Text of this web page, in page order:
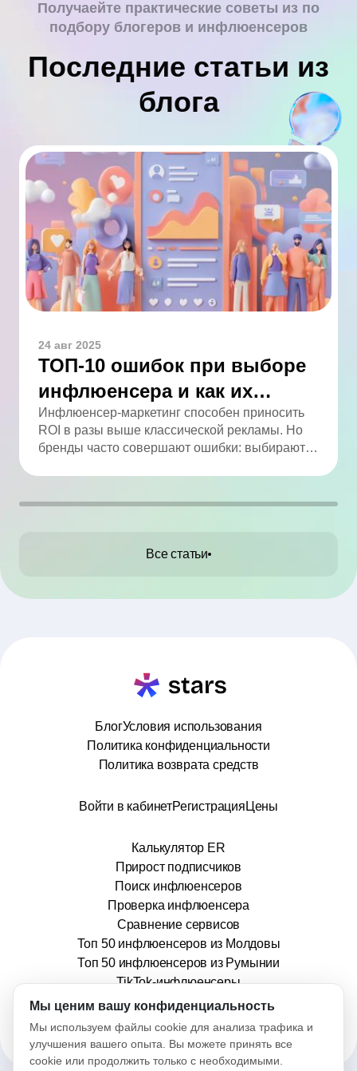
Получаейте практические советы из по
подбору блогеров и инфлюенсеров
Последние статьи из
блога
24 авг 2025
ТОП-10 ошибок при выборе
инфлюенсера и как их
избежать
Инфлюенсер-маркетинг способен приносить
ROI в разы выше классической рекламы. Но
бренды часто совершают ошибки: выбирают
работают без договора. В статье мы собрали
Все статьи
БлогУсловия использования
Политика конфиденциальности
Политика возврата средств
Войти в кабинетРегистрация Цены
Калькулятор ER
Прирост подписчиков
Поиск инфлюенсеров
Проверка инфлюенсера
Сравнение сервисов
Топ 50 инфлюенсеров из Молдовы
Топ 50 инфлюенсеров из Румынии
TikTok-инфлюенсеры
info@stars.md
Мы ценим вашу конфиденциальность
Мы используем файлы cookie для анализа трафика и
улучшения вашего опыта. Вы можете принять все
cookie или продолжить только с необходимыми.